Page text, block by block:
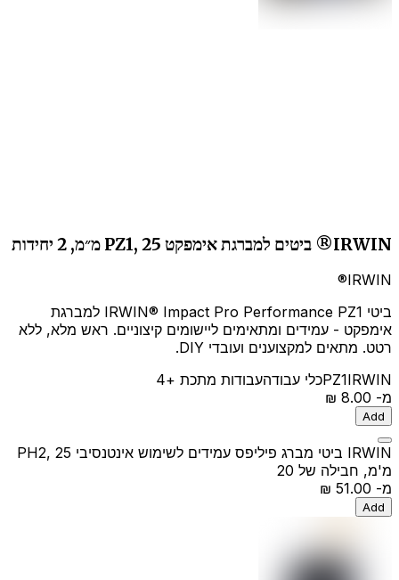
IRWIN® ביטים למברגת אימפקט PZ1, 25 מ״מ, 2 יחידות
IRWIN®
ביטי IRWIN® Impact Pro Performance PZ1 למברגת
אימפקט - עמידים ומתאימים ליישומים קיצוניים. ראש מלא, ללא
רטט. מתאים למקצוענים ועובדי DIY.
PZ1IRWIN כלי עבודהעבודות מתכת +4
מ-
Add
IRWIN ביטי מברג פיליפס עמידים לשימוש אינטנסיבי PH2, 25
מ'מ, חבילה של 20
מ-
Add